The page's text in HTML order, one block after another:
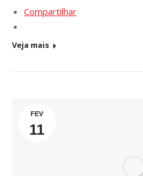
Compartilhar
Veja mais
FEV
11